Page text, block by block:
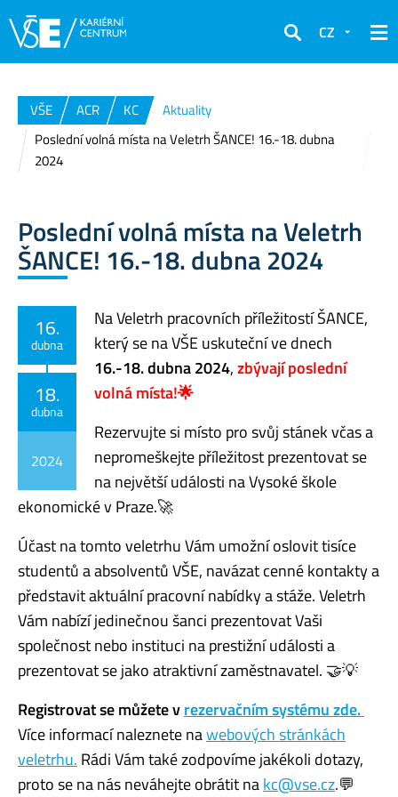
Hledat
CZ
VŠE ACR KC
Aktuality
Poslední volná místa na Veletrh ŠANCE! 16.-18. dubna
2024
Poslední volná místa na Veletrh
ŠANCE! 16.-18. dubna 2024
16.
dubna
18.
dubna
2024
Na Veletrh pracovních příležitostí ŠANCE,
který se na VŠE uskuteční ve dnech
16.-18. dubna 2024,zbývají poslední
volná místa!🌟
Rezervujte si místo pro svůj stánek včas a
nepromeškejte příležitost prezentovat se
na největší události na Vysoké škole
ekonomické v Praze.🚀
Účast na tomto veletrhu Vám umožní oslovit tisíce
studentů a absolventů VŠE, navázat cenné kontakty a
představit aktuální pracovní nabídky a stáže. Veletrh
Vám nabízí jedinečnou šanci prezentovat Vaši
společnost nebo instituci na prestižní události a
prezentovat se jako atraktivní zaměstnavatel. 🤝💡
Registrovat se můžete vrezervačním systému zde.
Více informací naleznete nawebových stránkách
veletrhu. Rádi Vám také zodpovíme jakékoli dotazy,
proto se na nás neváhejte obrátit nakc@vse.cz.💬